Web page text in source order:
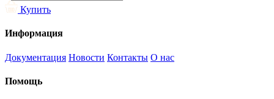
Купить
Информация
Документация Новости Контакты О нас
Помощь